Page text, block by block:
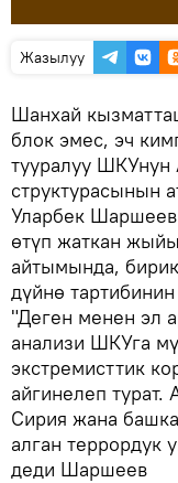
Жазылуу
Шанхай
блок эмес, эч
тууралуу ШКУнун
структурасынын
Уларбек
өтүп жаткан
айтымында,
дүйнө
"Деген менен эл
анализи ШКУга
экстремисттик
айгинелеп
Сирия жана
алган террордук
деди Шаршеев